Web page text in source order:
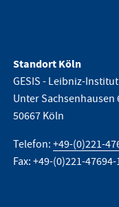
Standort Köln
GESIS - Leibniz-
Unter Sachsenhausen
50667 Köln
Telefon:+49-(0)221-
Fax: +49-(0)221-